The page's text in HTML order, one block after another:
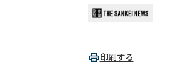
印刷する